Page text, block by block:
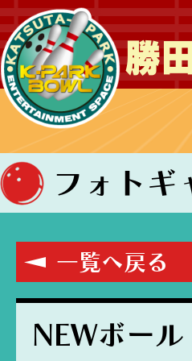
勝
フォトギ
一覧へ戻る
NEWボー